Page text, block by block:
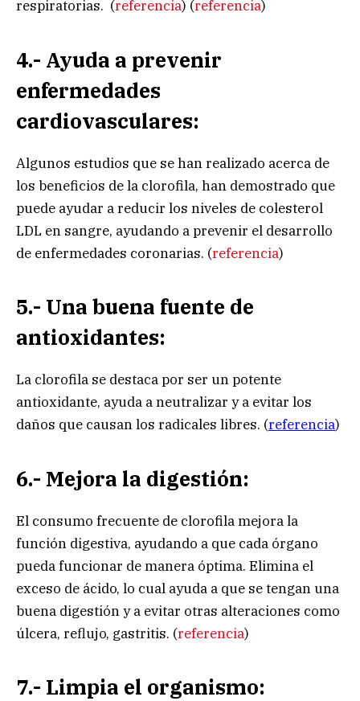
respiratorias. (referencia) (referencia)
4.- Ayuda a prevenir
enfermedades
cardiovasculares:
Algunos estudios que se han realizado acerca de
los beneficios de la clorofila, han demostrado que
puede ayudar a reducir los niveles de colesterol
LDL en sangre, ayudando a prevenir el desarrollo
de enfermedades coronarias. (referencia)
5.- Una buena fuente de
antioxidantes:
La clorofila se destaca por ser un potente
antioxidante, ayuda a neutralizar y a evitar los
daños que causan los radicales libres. (referencia)
6.- Mejora la digestión:
El consumo frecuente de clorofila mejora la
función digestiva, ayudando a que cada órgano
pueda funcionar de manera óptima. Elimina el
exceso de ácido, lo cual ayuda a que se tengan una
buena digestión y a evitar otras alteraciones como
úlcera, reflujo, gastritis. (referencia)
7.- Limpia el organismo: